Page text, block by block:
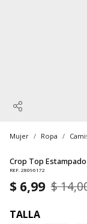
Mujer Ropa
Crop Top
REF. 28096172
$ 6,99 $
TALLA